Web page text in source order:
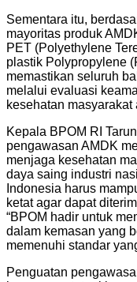
Sementara itu,
mayoritas produk
PET (Polyethylene
plastik Polypropylene
memastikan seluruh
melalui evaluasi
kesehatan
Kepala BPOM RI
pengawasan AMDK
menjaga kesehatan
daya saing industri
Indonesia harus
ketat agar dapat
“BPOM hadir untuk
dalam kemasan yang
memenuhi standar
Penguatan